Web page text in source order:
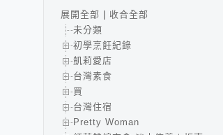
展開全部
收合全部
未分類
初學烹飪紀錄
凱莉愛店
台灣素食
買
台灣住宿
Pretty Woman